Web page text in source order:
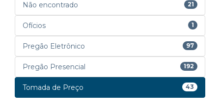
Não encontrado 21
Ofícios 1
Pregão Eletrônico 97
Pregão Presencial 192
Tomada de Preço 43